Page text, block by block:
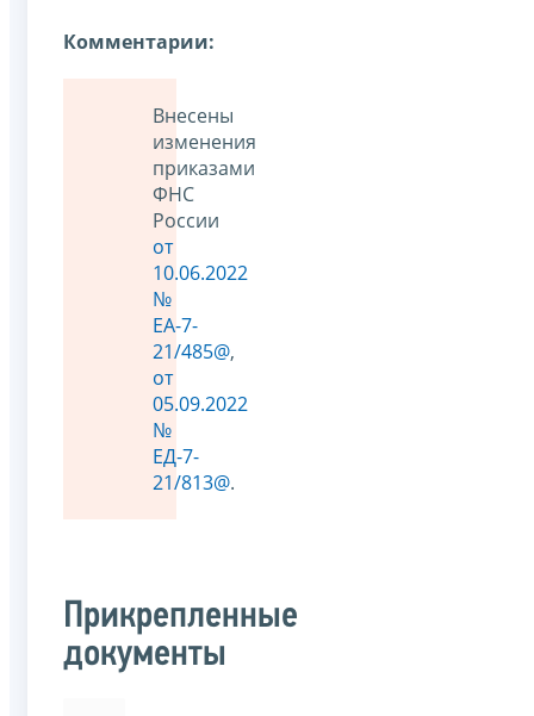
Комментарии:
Внесены
изменения
приказами
ФНС
России
от
10.06.2022
№
ЕА-7-
21/485@,
от
05.09.2022
№
ЕД-7-
21/813@.
Прикрепленные
документы